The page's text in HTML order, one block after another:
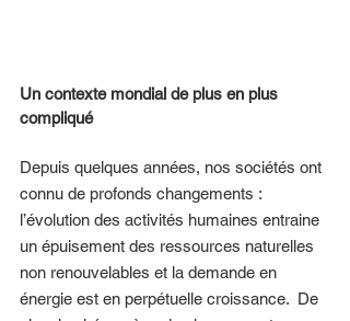
Un contexte mondial de plus en plus
compliqué
Depuis quelques années, nos sociétés ont
connu de profonds changements :
l’évolution des activités humaines entraine
un épuisement des ressources naturelles
non renouvelables et la demande en
énergie est en perpétuelle croissance.  De